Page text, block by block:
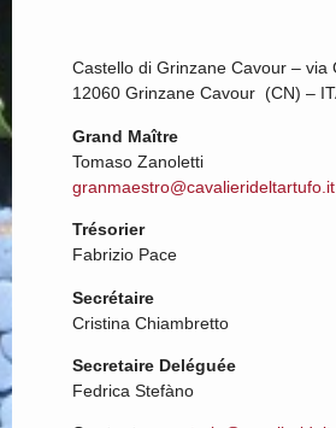
Castello di Grinzane Cavour – via
12060 Grinzane Cavour (CN) –
Grand Maître
Tomaso Zanoletti
granmaestro@cavalierideltartufo.it
Trésorier
Fabrizio Pace
Secrétaire
Cristina Chiambretto
Secretaire Deléguée
Fedrica Stefàno